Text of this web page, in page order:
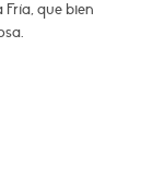
que bien